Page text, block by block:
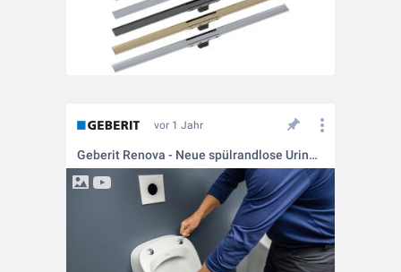
vor 1 Jahr
Geberit Renova - Neue spülrandlose Urinale